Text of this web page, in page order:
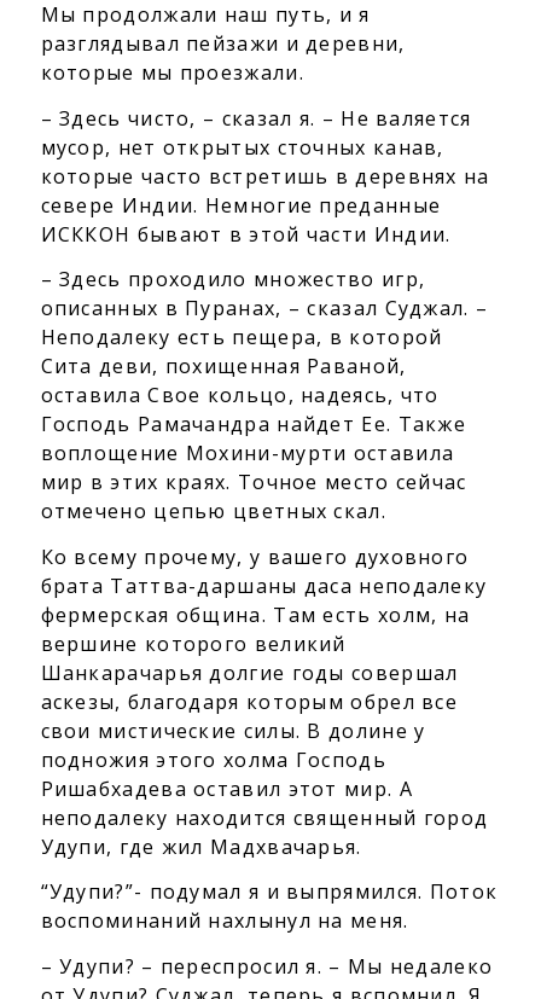
Мы продолжали наш путь, и я
разглядывал пейзажи и деревни,
которые мы проезжали.
– Здесь чисто, – сказал я. – Не валяется
мусор, нет открытых сточных канав,
которые часто встретишь в деревнях на
севере Индии. Немногие преданные
ИСККОН бывают в этой части Индии.
– Здесь проходило множество игр,
описанных в Пуранах, – сказал Суджал. –
Неподалеку есть пещера, в которой
Сита деви, похищенная Раваной,
оставила Свое кольцо, надеясь, что
Господь Рамачандра найдет Ее. Также
воплощение Мохини-мурти оставила
мир в этих краях. Точное место сейчас
отмечено цепью цветных скал.
Ко всему прочему, у вашего духовного
брата Таттва-даршаны даса неподалеку
фермерская община. Там есть холм, на
вершине которого великий
Шанкарачарья долгие годы совершал
аскезы, благодаря которым обрел все
свои мистические силы. В долине у
подножия этого холма Господь
Ришабхадева оставил этот мир. А
неподалеку находится священный город
Удупи, где жил Мадхвачарья.
“Удупи?”- подумал я и выпрямился. Поток
воспоминаний нахлынул на меня.
– Удупи? – переспросил я. – Мы недалеко